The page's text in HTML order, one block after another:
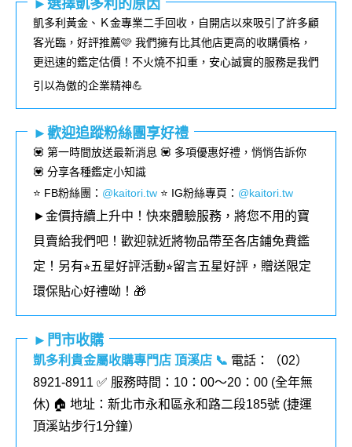
►選擇凱多利的原因
凱多利黃金、Ｋ金專業二手回收，自開店以來吸引了許多顧
客光臨，好評推薦🩷 我們擁有比其他店更高的收購價格，
更迅速的鑑定估價！不火燒不扣重，安心誠實的服務是我們
引以為傲的企業精神💪
►歡迎追蹤粉絲團享好禮
💟 第一時間放送最新消息 💟 多項優惠好禮，悄悄告訴你
💟 分享各種鑑定小知識
⭐️ FB粉絲團 ： @kaitori.tw ⭐️ IG粉絲專頁 ： @kaitori.tw
►金價持續上升中！快來體驗服務，將您不用的寶
貝賣給我們吧！歡迎就近將物品帶至各店鋪免費鑑
定！ 另有⭐︎五星好評活動⭐︎留言五星好評，贈送限定
環保貼心好禮呦！🎁
►門市收購
凱多利貴金屬收購專門店 頂溪店 📞 電話：（02）
8921-8911 ✅ 服務時間：10：00～20：00 (全年無
休) 🏠 地址：新北市永和區永和路二段185號 (捷運
頂溪站步行1分鐘）